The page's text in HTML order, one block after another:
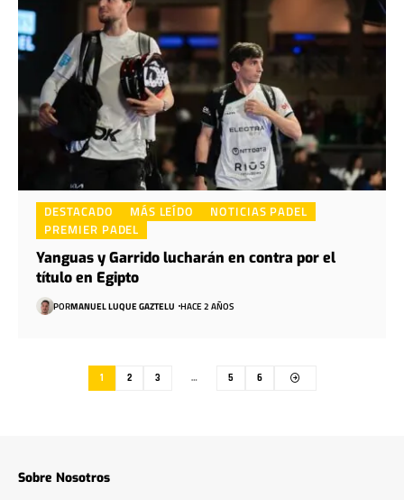
DESTACADO MÁS LEÍDO
NOTICIAS PADEL
PREMIER PADEL
Yanguas y Garrido lucharán en contra por el
título en Egipto
PORMANUEL LUQUE GAZTELU HACE 2 AÑOS
1 2 3 … 5 6
Sobre Nosotros